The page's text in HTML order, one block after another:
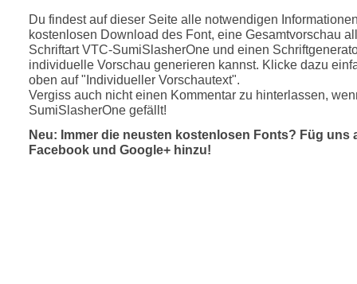
Du findest auf dieser Seite alle notwendigen
kostenlosen Download des Font, eine Gesamtvorschau
Schriftart VTC-SumiSlasherOne und einen
individuelle Vorschau generieren kannst. Klicke dazu
oben auf "Individueller Vorschautext".
Vergiss auch nicht einen Kommentar zu hinterlassen,
SumiSlasherOne gefällt!
Neu: Immer die neusten kostenlosen Fonts? Füg uns
Facebook und Google+ hinzu!